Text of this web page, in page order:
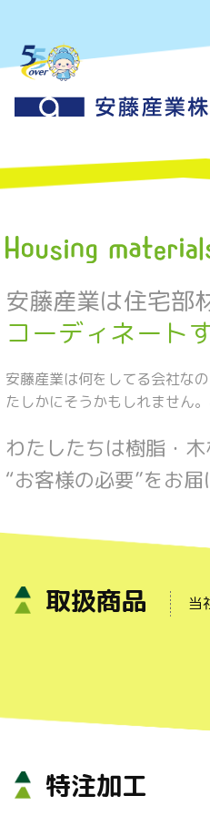
安藤産業は住宅部
コーディネート
安藤産業は何をしてる会社な
たしかにそうかもしれません
わたしたちは樹脂・
“お客様の必要”をお届
取扱商品 当
特注加工